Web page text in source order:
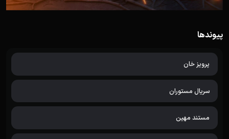
پیوندها
پرویز خان
سریال مستوران
مستند مهین